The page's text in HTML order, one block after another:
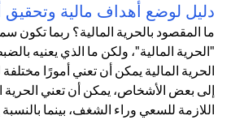
دليل لوضع أهداف مالية وتحقيق
ما المقصود بالحرية المالية؟ ربما
"الحرية المالية"، ولكن ما الذي يعنيه
الحرية المالية يمكن أن تعني أمورًا
إلى بعض الأشخاص، يمكن أن تعني الحرية
اللازمة للسعي وراء الشغف، بينما